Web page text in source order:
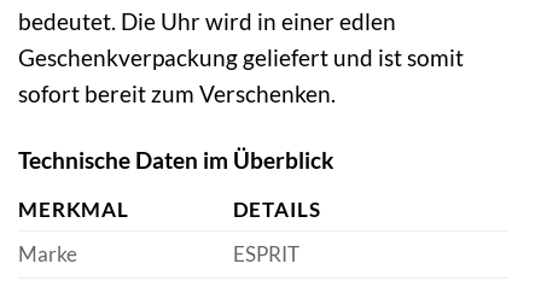
bedeutet. Die Uhr wird in einer edlen
Geschenkverpackung geliefert und ist somit
sofort bereit zum Verschenken.
Technische Daten im Überblick
MERKMAL
DETAILS
Marke
ESPRIT